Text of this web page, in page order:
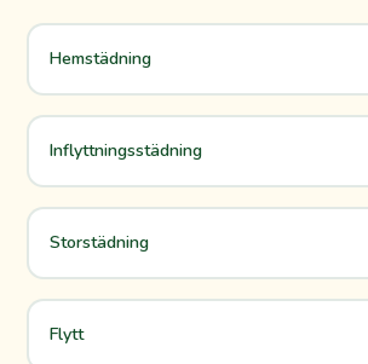
Hemstädning
Inflyttningsstädning
Storstädning
Flytt